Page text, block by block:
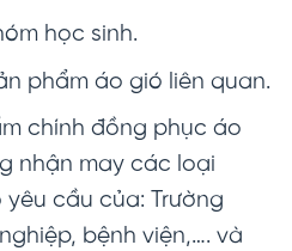
học sinh.
phẩm áo gió liên quan.
chính đồng phục áo
nhận may các loại
cầu của: Trường
bệnh viện,…. và